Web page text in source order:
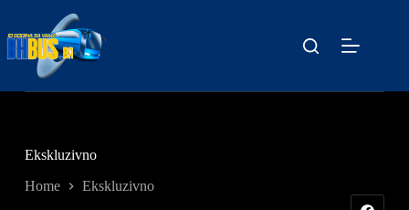
content
Ekskluzivno
Home Ekskluzivno